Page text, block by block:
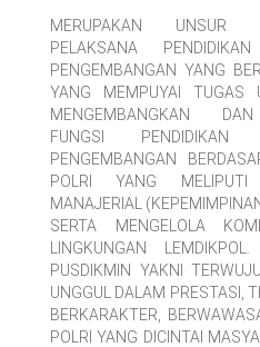
MERUPAKAN UNSUR
PELAKSANA
PENGEMBANGAN YANG
YANG MEMPUYAI TUGAS
MENGEMBANGKAN DAN
FUNGSI PENDIDIKAN
PENGEMBANGAN
POLRI YANG MELIPUTI
MANAJERIAL
SERTA MENGELOLA
LINGKUNGAN
PUSDIKMIN YAKNI
UNGGUL DALAM PRESTASI,
BERKARAKTER,
POLRI YANG DICINTAI